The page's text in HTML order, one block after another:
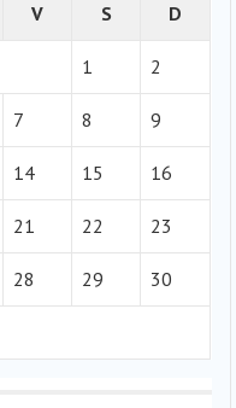
V S D
1 2
7 8 9
14 15 16
21 22 23
28 29 30